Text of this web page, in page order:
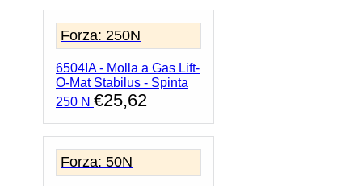
Forza: 250N
6504IA - Molla a Gas Lift-
O-Mat Stabilus - Spinta
250 N €25,62
Forza: 50N